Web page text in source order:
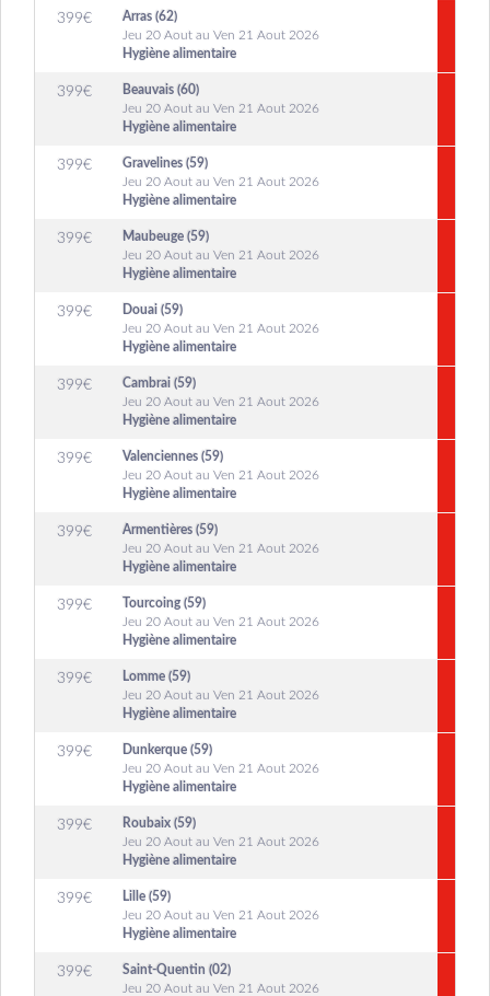
399€
Arras (62)
Jeu 20 Aout au Ven 21 Aout 2026
Hygiène alimentaire
399€
Beauvais (60)
Jeu 20 Aout au Ven 21 Aout 2026
Hygiène alimentaire
399€
Gravelines (59)
Jeu 20 Aout au Ven 21 Aout 2026
Hygiène alimentaire
399€
Maubeuge (59)
Jeu 20 Aout au Ven 21 Aout 2026
Hygiène alimentaire
399€
Douai (59)
Jeu 20 Aout au Ven 21 Aout 2026
Hygiène alimentaire
399€
Cambrai (59)
Jeu 20 Aout au Ven 21 Aout 2026
Hygiène alimentaire
399€
Valenciennes (59)
Jeu 20 Aout au Ven 21 Aout 2026
Hygiène alimentaire
399€
Armentières (59)
Jeu 20 Aout au Ven 21 Aout 2026
Hygiène alimentaire
399€
Tourcoing (59)
Jeu 20 Aout au Ven 21 Aout 2026
Hygiène alimentaire
399€
Lomme (59)
Jeu 20 Aout au Ven 21 Aout 2026
Hygiène alimentaire
399€
Dunkerque (59)
Jeu 20 Aout au Ven 21 Aout 2026
Hygiène alimentaire
399€
Roubaix (59)
Jeu 20 Aout au Ven 21 Aout 2026
Hygiène alimentaire
399€
Lille (59)
Jeu 20 Aout au Ven 21 Aout 2026
Hygiène alimentaire
399€
Saint-Quentin (02)
Jeu 20 Aout au Ven 21 Aout 2026